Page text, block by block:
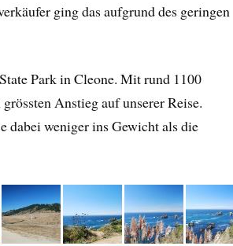
ging das aufgrund des geringen
Park in Cleone. Mit rund 1100
Anstieg auf unserer Reise.
dabei weniger ins Gewicht als die